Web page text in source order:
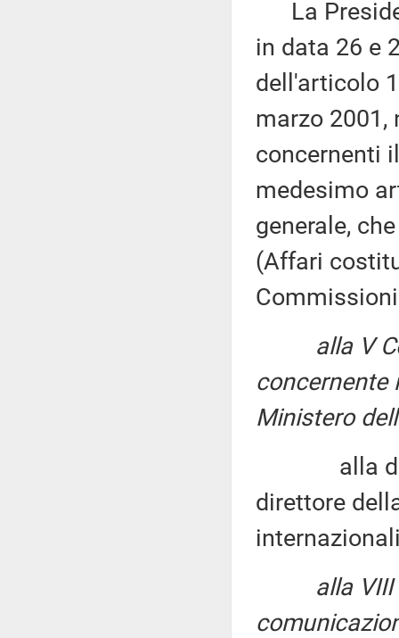
La
in data 26 e
dell'articolo
marzo 2001,
concernenti
medesimo
generale,
(Affari
alla V
concernente
Ministero
alla
direttore
alla